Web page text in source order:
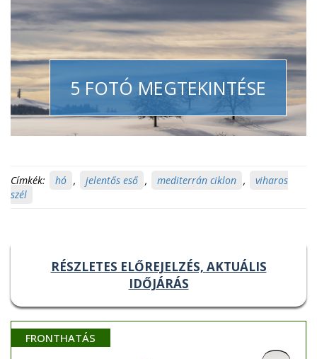
5 FOTÓ MEGTEKINTÉSE
Címkék: hó , jelentős eső , mediterrán ciklon ,
viharos
szél
RÉSZLETES ELŐREJELZÉS, AKTUÁLIS
IDŐJÁRÁS
FRONTHATÁS